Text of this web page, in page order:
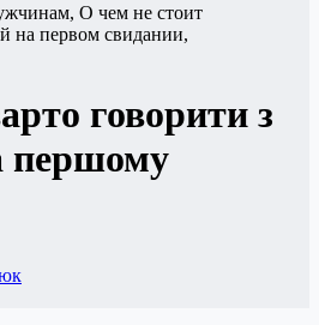
говорити з
першому